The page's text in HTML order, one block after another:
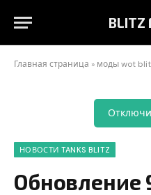
BLITZ
Главная страница » моды wot
НОВОСТИ TANKS BLITZ
Обновление